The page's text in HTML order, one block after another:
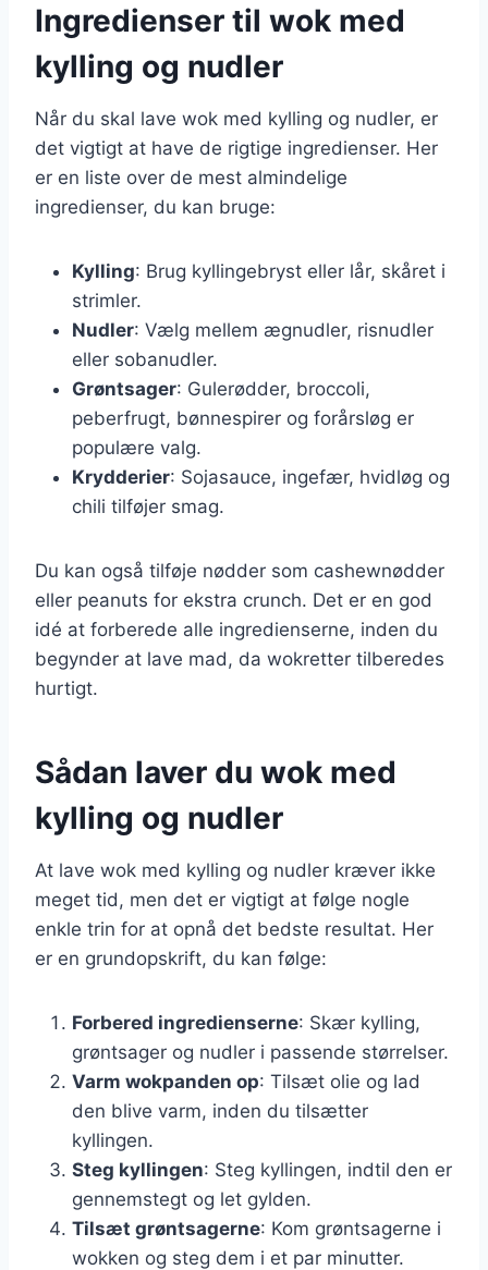
Ingredienser til wok med
kylling og nudler
Når du skal lave wok med kylling og nudler, er
det vigtigt at have de rigtige ingredienser. Her
er en liste over de mest almindelige
ingredienser, du kan bruge:
Kylling: Brug kyllingebryst eller lår, skåret i
strimler.
Nudler: Vælg mellem ægnudler, risnudler
eller sobanudler.
Grøntsager: Gulerødder, broccoli,
peberfrugt, bønnespirer og forårsløg er
populære valg.
Krydderier: Sojasauce, ingefær, hvidløg og
chili tilføjer smag.
Du kan også tilføje nødder som cashewnødder
eller peanuts for ekstra crunch. Det er en god
idé at forberede alle ingredienserne, inden du
begynder at lave mad, da wokretter tilberedes
hurtigt.
Sådan laver du wok med
kylling og nudler
At lave wok med kylling og nudler kræver ikke
meget tid, men det er vigtigt at følge nogle
enkle trin for at opnå det bedste resultat. Her
er en grundopskrift, du kan følge:
Forbered ingredienserne: Skær kylling,
grøntsager og nudler i passende størrelser.
Varm wokpanden op: Tilsæt olie og lad
den blive varm, inden du tilsætter
kyllingen.
Steg kyllingen: Steg kyllingen, indtil den er
gennemstegt og let gylden.
Tilsæt grøntsagerne: Kom grøntsagerne i
wokken og steg dem i et par minutter.